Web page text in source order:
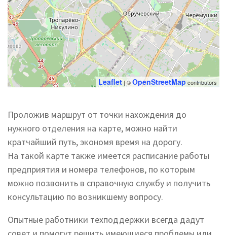
Leaflet | ©OpenStreetMap contributors
Проложив маршрут от точки нахождения до
нужного отделения на карте, можно найти
кратчайший путь, экономя время на дорогу.
На такой карте также имеется расписание работы
предприятия и номера телефонов, по которым
можно позвонить в справочную службу и получить
консультацию по возникшему вопросу.
Опытные работники техподдержки всегда дадут